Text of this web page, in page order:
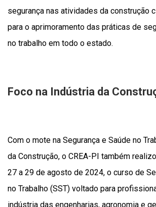
segurança nas atividades da construção
para o aprimoramento das práticas de
no trabalho em todo o estado.
Foco na Indústria da
Com o mote na Segurança e Saúde no
da Construção, o CREA-PI também
27 a 29 de agosto de 2024, o curso de
no Trabalho (SST) voltado para
indústria das engenharias, agronomia e